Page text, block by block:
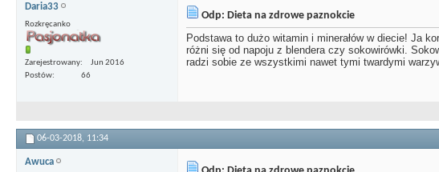
Daria33
Rozkręcanko
Zarejestrowany
Jun 2016
Postów
66
Odp: Dieta na zdrowe paznokcie
Podstawa to dużo witamin i minerałów w diecie! Ja
różni się od napoju z blendera czy sokowirówki.
radzi sobie ze wszystkimi nawet tymi twardymi
06-03-2018, 11:34
Awuca